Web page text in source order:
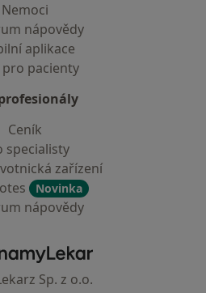
Nemoci
nápovědy
aplikace
pro pacienty
Ceník
specialisty
zařízení
Novinka
nápovědy
ZnamyLekar - Hlavní stránka
Sp. z o.o.